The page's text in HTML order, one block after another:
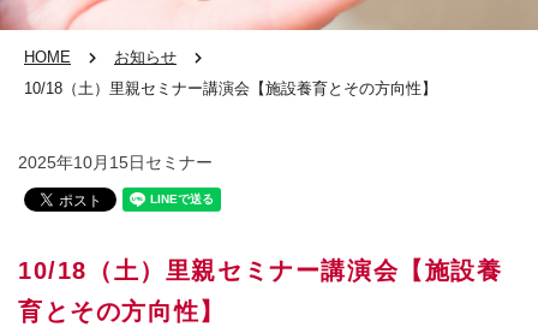
HOME
お知らせ
10/18（土）里親セミナー講演会【施設養育とその方向性】
2025年10月15日セミナー
10/18（土）里親セミナー講演会【施設養
育とその方向性】